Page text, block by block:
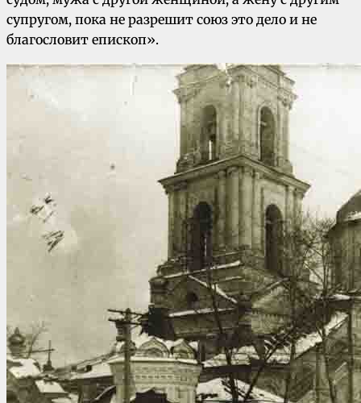
супругом, пока не разрешит союз это дело и не
благословит епископ».